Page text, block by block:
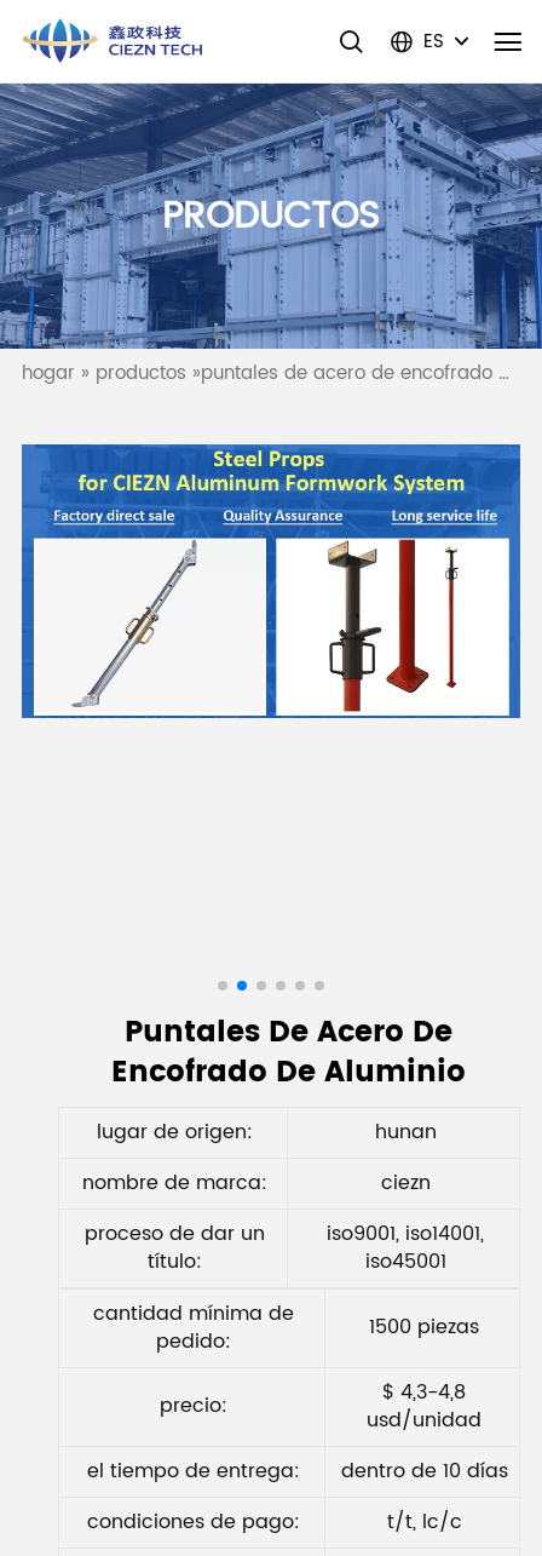
ES
PRODUCTOS
hogar » productos »puntales de acero de encofrado de aluminio
Puntales De Acero De
Encofrado De Aluminio
lugar de origen:
hunan
nombre de marca:
ciezn
proceso de dar un
título:
iso9001, iso14001,
iso45001
cantidad mínima de
pedido:
1500 piezas
precio:
$ 4,3-4,8
usd/unidad
el tiempo de entrega:
dentro de 10 días
condiciones de pago:
t/t, lc/c